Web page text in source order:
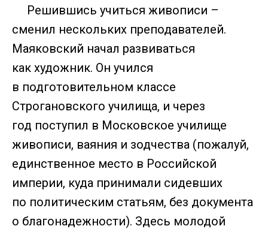
Решившись учиться живописи –
сменил нескольких преподавателей.
Маяковский начал развиваться
как художник. Он учился
в подготовительном классе
Строгановского училища, и через
год поступил в Московское училище
живописи, ваяния и зодчества (пожалуй,
единственное место в Российской
империи, куда принимали сидевших
по политическим статьям, без документа
о благонадежности). Здесь молодой